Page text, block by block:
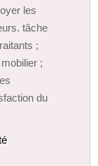
les
tâche
;
;
du